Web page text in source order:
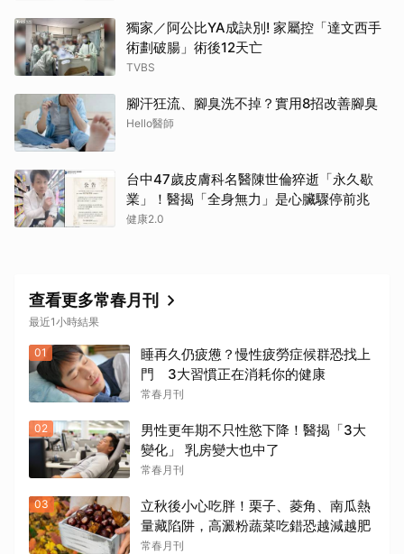
獨家／阿公比YA成訣別! 家屬控「達文西手
術劃破腸」術後12天亡
TVBS
腳汗狂流、腳臭洗不掉？實用8招改善腳臭
Hello醫師
台中47歲皮膚科名醫陳世倫猝逝「永久歇
業」！醫揭「全身無力」是心臟驟停前兆
健康2.0
查看更多常春月刊
最近1小時結果
01
睡再久仍疲憊？慢性疲勞症候群恐找上
門 3大習慣正在消耗你的健康
常春月刊
02
男性更年期不只性慾下降！醫揭「3大
變化」 乳房變大也中了
常春月刊
03
立秋後小心吃胖！栗子、菱角、南瓜熱
量藏陷阱，高澱粉蔬菜吃錯恐越減越肥
常春月刊